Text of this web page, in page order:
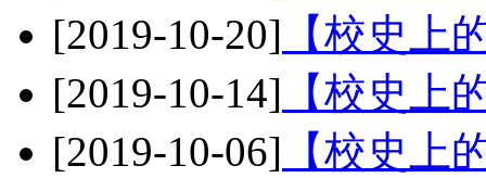
[2019-10-20] 【校史上
[2019-10-14] 【校史上
[2019-10-06] 【校史上